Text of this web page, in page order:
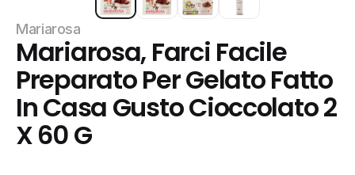
Mariarosa
Mariarosa, Farci Facile
Preparato Per Gelato Fatto
In Casa Gusto Cioccolato 2
X 60 G